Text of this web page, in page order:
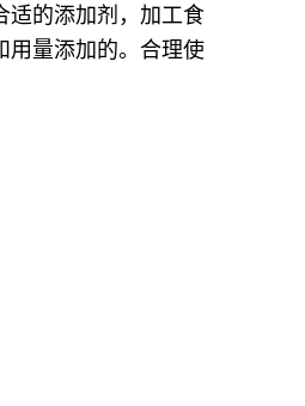
适的添加剂，加工食
用量添加的。合理使